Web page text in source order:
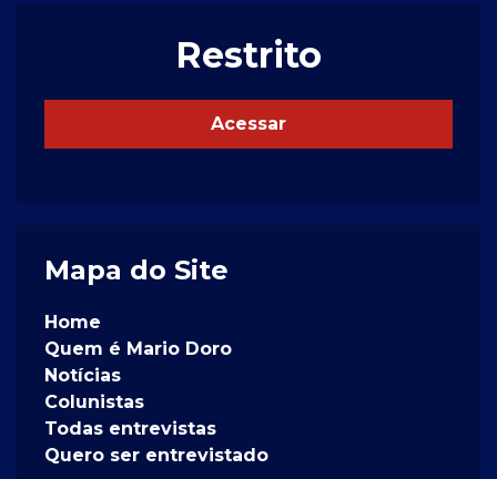
Restrito
Acessar
Mapa do Site
Home
Quem é Mario Doro
Notícias
Colunistas
Todas entrevistas
Quero ser entrevistado